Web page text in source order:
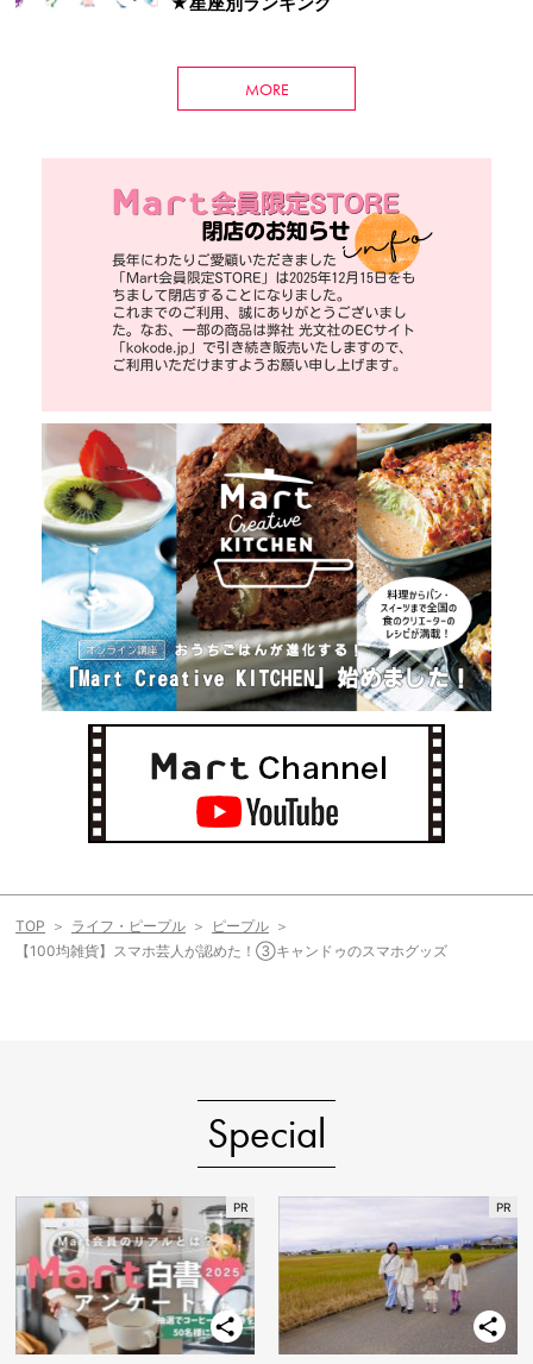
MORE
TOP ライフ・ピープル
ピープル
【100均雑貨】スマホ芸人が認めた！③キャンドゥのスマホグッズ
Special